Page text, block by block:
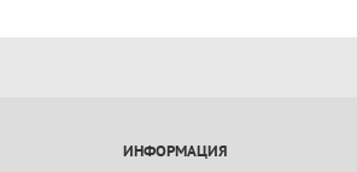
ИНФОРМАЦИЯ